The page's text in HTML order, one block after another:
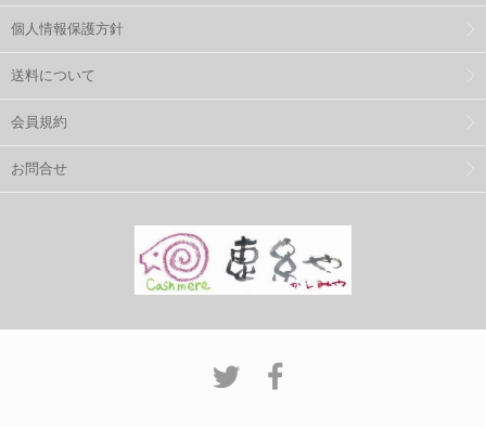
個人情報保護方針
送料について
会員規約
お問合せ